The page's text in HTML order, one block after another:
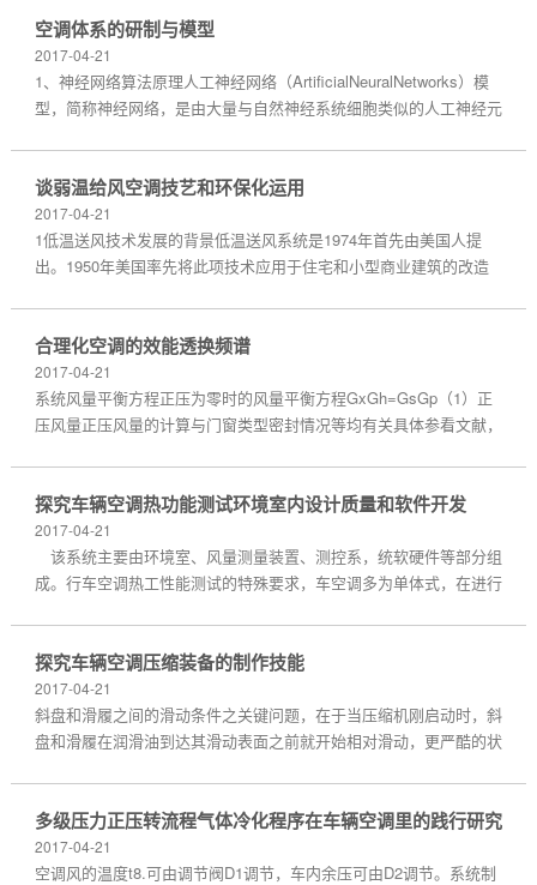
空调体系的研制与模型
2017-04-21
1、神经网络算法原理人工神经网络（ArtificialNeuralNetworks）模
型，简称神经网络，是由大量与自然神经系统细胞类似的人工神经元
谈弱温给风空调技艺和环保化运用
2017-04-21
1低温送风技术发展的背景低温送风系统是1974年首先由美国人提
出。1950年美国率先将此项技术应用于住宅和小型商业建筑的改造
合理化空调的效能透换频谱
2017-04-21
系统风量平衡方程正压为零时的风量平衡方程GxGh=GsGp（1）正
压风量正压风量的计算与门窗类型密封情况等均有关具体参看文献，
$...
探究车辆空调热功能测试环境室内设计质量和软件开发
2017-04-21
该系统主要由环境室、风量测量装置、测控系，统软硬件等部分组
成。行车空调热工性能测试的特殊要求，车空调多为单体式，在进行
探究车辆空调压缩装备的制作技能
2017-04-21
斜盘和滑履之间的滑动条件之关键问题，在于当压缩机刚启动时，斜
盘和滑履在润滑油到达其滑动表面之前就开始相对滑动，更严酷的状
多级压力正压转流程气体冷化程序在车辆空调里的践行研究
2017-04-21
空调风的温度t8.可由调节阀D1调节，车内余压可由D2调节。系统制